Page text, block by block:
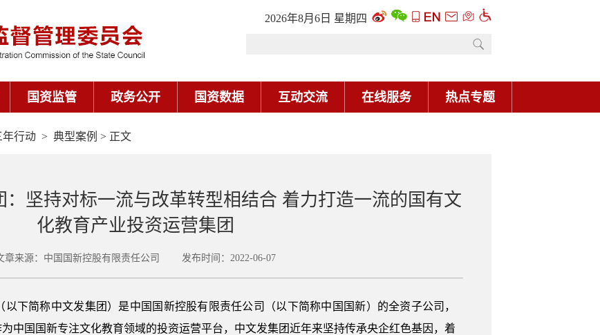
年行动 > 典型案例 > 正文
：坚持对标一流与改革转型相结合 着力打造一流的国有文
化教育产业投资运营集团
章来源：中国国新控股有限责任公司 发布时间：2022-06-07
下简称中文发集团）是中国国新控股有限责任公司（以下简称中国国新）的全资子公司，
中国国新专注文化教育领域的投资运营平台，中文发集团近年来坚持传承央企红色基因，着